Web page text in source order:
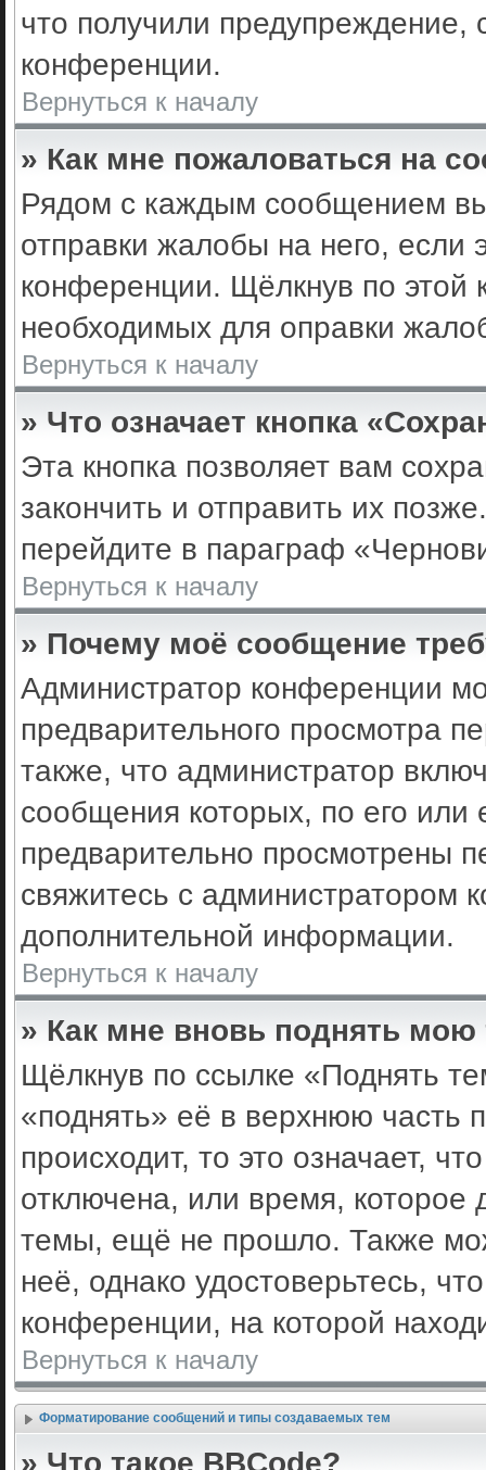
что получили предупреждение,
конференции.
Вернуться к началу
» Как мне пожаловаться на
Рядом с каждым сообщением вы
отправки жалобы на него,
конференции. Щёлкнув по этой
необходимых для оправки
Вернуться к началу
» Что означает кнопка
Эта кнопка позволяет вам
закончить и отправить их
перейдите в параграф
Вернуться к началу
» Почему моё сообщение
Администратор конференции
предварительного просмотра
также, что администратор
сообщения которых, по его
предварительно просмотрены
свяжитесь с администратором
дополнительной информации.
Вернуться к началу
» Как мне вновь поднять мою
Щёлкнув по ссылке «Поднять
«поднять» её в верхнюю часть
происходит, то это означает,
отключена, или время, которое
темы, ещё не прошло. Также
неё, однако удостоверьтесь,
конференции, на которой
Вернуться к началу
Форматирование сообщений и типы создаваемых тем
» Что такое BBCode?